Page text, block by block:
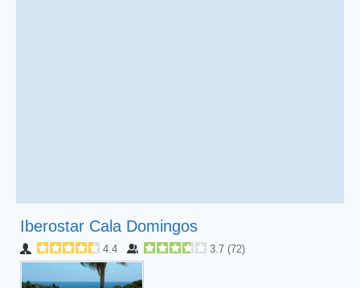
Iberostar Cala Domingos
4.4 3.7 (72)